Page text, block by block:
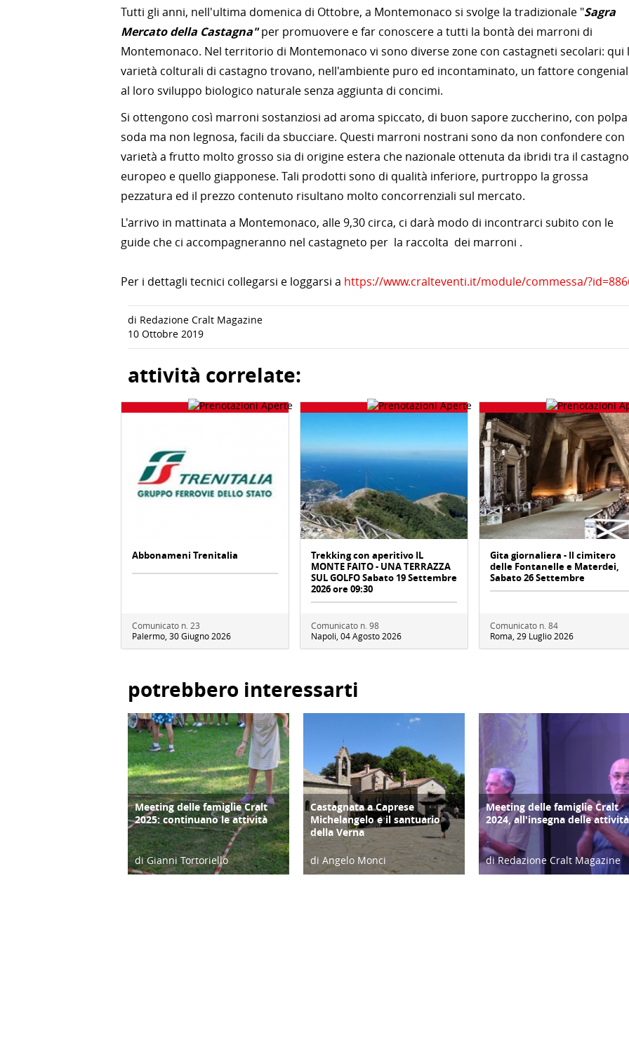
Tutti gli anni, nell'ultima domenica di Ottobre, a Montemonaco si svolge la tradizionale "Sagra
Mercato della Castagna"per promuovere e far conoscere a tutti la bontà dei marroni di
Montemonaco. Nel territorio di Montemonaco vi sono diverse zone con castagneti secolari: qui
varietà colturali di castagno trovano, nell'ambiente puro ed incontaminato, un fattore
al loro sviluppo biologico naturale senza aggiunta di concimi.
Si ottengono così marroni sostanziosi ad aroma spiccato, di buon sapore zuccherino, con polpa
soda ma non legnosa, facili da sbucciare. Questi marroni nostrani sono da non confondere con
varietà a frutto molto grosso sia di origine estera che nazionale ottenuta da ibridi tra il castagno
europeo e quello giapponese. Tali prodotti sono di qualità inferiore, purtroppo la grossa
pezzatura ed il prezzo contenuto risultano molto concorrenziali sul mercato.
L'arrivo in mattinata a Montemonaco, alle 9,30 circa, ci darà modo di incontrarci subito con le
guide che ci accompagneranno nel castagneto per la raccolta dei marroni .
Per i dettagli tecnici collegarsi e loggarsi a https://www.cralteventi.it/module/commessa/
di Redazione Cralt Magazine
10 Ottobre 2019
attività correlate:
Abbonameni Trenitalia
Comunicato n. 23
Palermo, 30 Giugno 2026
Trekking con aperitivo IL
MONTE FAITO - UNA TERRAZZA
SUL GOLFO Sabato 19 Settembre
2026 ore 09:30
Comunicato n. 98
Napoli, 04 Agosto 2026
Gita giornaliera - Il cimitero
delle Fontanelle e Materdei,
Sabato 26 Settembre
Comunicato n. 84
Roma, 29 Luglio 2026
potrebbero interessarti
COPERTINA
Meeting delle famiglie Cralt
2025: continuano le attività
di Gianni Tortoriello
ATTIVITÀ
Castagnata a Caprese
Michelangelo e il santuario
della Verna
di Angelo Monci
COPERTINA
Meeting delle famiglie Cralt
2024, all'insegna delle attività
di Redazione Cralt Magazine